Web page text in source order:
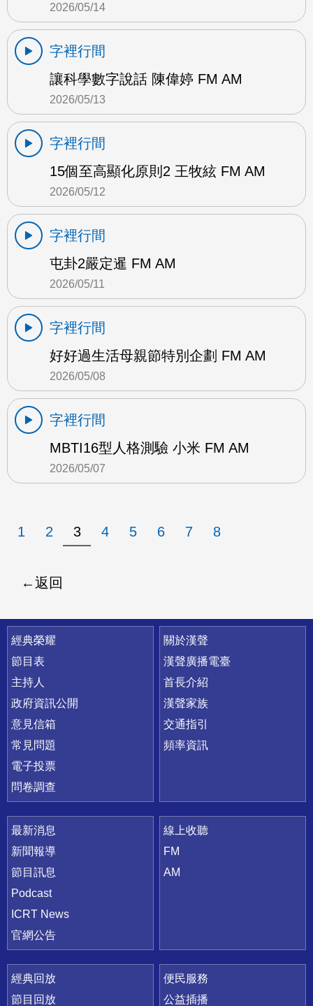
2026/05/14
字裡行間
讓科學數字說話 陳偉婷 FM AM
2026/05/13
字裡行間
15個至高顯化原則2 王牧絃 FM AM
2026/05/12
字裡行間
屯卦2嚴定暹 FM AM
2026/05/11
字裡行間
好好過生活母親節特別企劃 FM AM
2026/05/08
字裡行間
MBTI16型人格測驗 小米 FM AM
2026/05/07
1 2 3 4 5 6 7 8
返回
快速連結
經典榮耀
節目表
主持人
政府資訊公開
意見信箱
常見問題
電子投票
問卷調查
關於漢聲
漢聲廣播電臺
首長介紹
漢聲家族
交通指引
頻率資訊
最新消息
新聞報導
節目訊息
Podcast
ICRT News
官網公告
線上收聽
FM
AM
經典回放
節目回放
便民服務
公益插播